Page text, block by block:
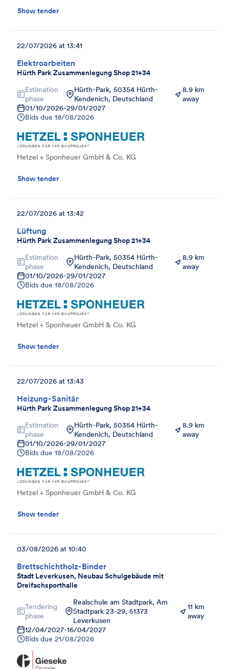
Show tender
Elektroarbeiten
Hürth Park Zusammenlegung Shop 21+34
22/07/2026 at 13:41
Estimation
phase
Hürth-Park, 50354 Hürth-
Kendenich, Deutschland
8.9 km
away
01/10/2026-29/01/2027
Bids due 18/08/2026
Hetzel + Sponheuer GmbH & Co. KG
Show tender
Lüftung
Hürth Park Zusammenlegung Shop 21+34
22/07/2026 at 13:42
Estimation
phase
Hürth-Park, 50354 Hürth-
Kendenich, Deutschland
8.9 km
away
01/10/2026-29/01/2027
Bids due 18/08/2026
Hetzel + Sponheuer GmbH & Co. KG
Show tender
Heizung-Sanitär
Hürth Park Zusammenlegung Shop 21+34
22/07/2026 at 13:43
Estimation
phase
Hürth-Park, 50354 Hürth-
Kendenich, Deutschland
8.9 km
away
01/10/2026-29/01/2027
Bids due 18/08/2026
Hetzel + Sponheuer GmbH & Co. KG
Show tender
Brettschichtholz-Binder
Stadt Leverkusen, Neubau Schulgebäude mit
Dreifachsporthalle
03/08/2026 at 10:40
Tendering
phase
Realschule am Stadtpark, Am
Stadtpark 23-29, 51373
Leverkusen
11 km
away
12/04/2027-16/04/2027
Bids due 21/08/2026